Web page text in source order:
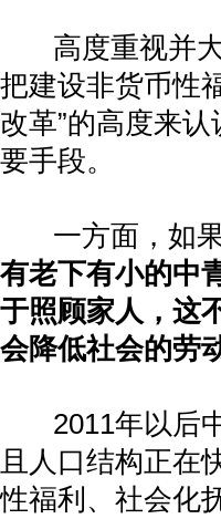
高度重视并
把建设非货币性
改革”的高度来
要手段。
一方面，如
有老下有小的中
于照顾家人，这
会降低社会的劳
2011年以后
且人口结构正在
性福利、社会化